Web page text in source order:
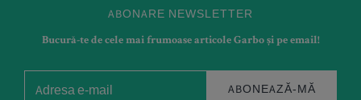
ABONARE NEWSLETTER
Bucură-te de cele mai frumoase articole Garbo și pe email!
ABONEAZĂ-MĂ